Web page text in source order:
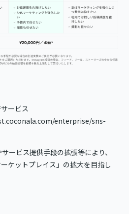
ービス
enterprise/sns-
ービス提供手段の拡張等により、
ーケットプレイス」の拡大を目指し